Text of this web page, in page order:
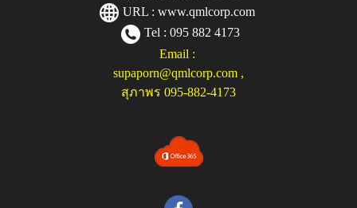
URL : www.qmlcorp.com
Tel : 095 882 4173
Email :
supaporn@qmlcorp.com ,
สุภาพร 095-882-4173